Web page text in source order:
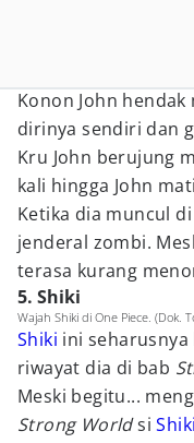
Konon John
dirinya sendiri dan
Kru John berujung
kali hingga John
Ketika dia muncul
jenderal zombi.
terasa kurang
5. Shiki
Wajah Shiki di One Piece. (Dok.
Shiki ini
riwayat dia di bab
Meski begitu...
Strong WorldsiShiki